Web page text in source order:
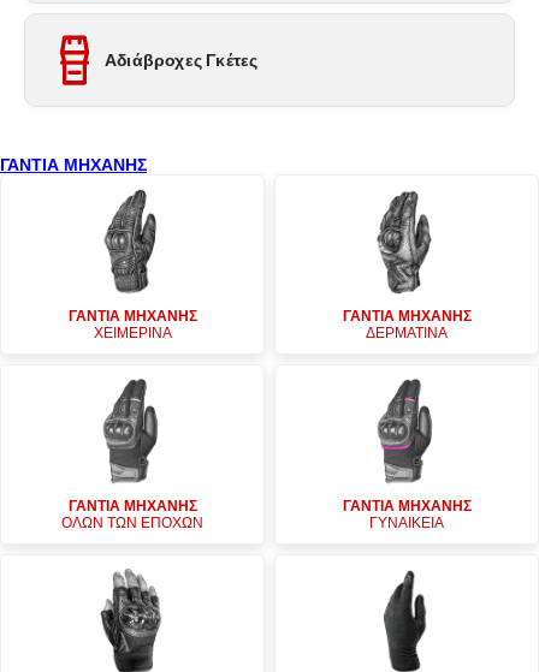
Αδιάβροχες Γκέτες
ΓΑΝΤΙΑ ΜΗΧΑΝΗΣ
ΓΑΝΤΙΑ ΜΗΧΑΝΗΣ
ΧΕΙΜΕΡΙΝΑ
ΓΑΝΤΙΑ ΜΗΧΑΝΗΣ
ΔΕΡΜΑΤΙΝΑ
ΓΑΝΤΙΑ ΜΗΧΑΝΗΣ
ΟΛΩΝ ΤΩΝ ΕΠΟΧΩΝ
ΓΑΝΤΙΑ ΜΗΧΑΝΗΣ
ΓΥΝΑΙΚΕΙΑ